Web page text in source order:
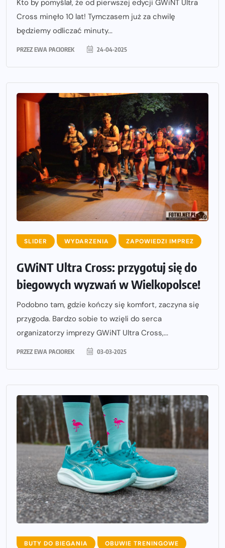
Kto by pomyślał, że od pierwszej edycji GWiNT Ultra
Cross minęło 10 lat! Tymczasem już za chwilę
będziemy odliczać minuty...
PRZEZ EWA PACIOREK 24-04-2025
SLIDER WYDARZENIA ZAPOWIEDZI IMPREZ
GWiNT Ultra Cross: przygotuj się do
biegowych wyzwań w Wielkopolsce!
Podobno tam, gdzie kończy się komfort, zaczyna się
przygoda. Bardzo sobie to wzięli do serca
organizatorzy imprezy GWiNT Ultra Cross,...
PRZEZ EWA PACIOREK 03-03-2025
BUTY DO BIEGANIA OBUWIE TRENINGOWE